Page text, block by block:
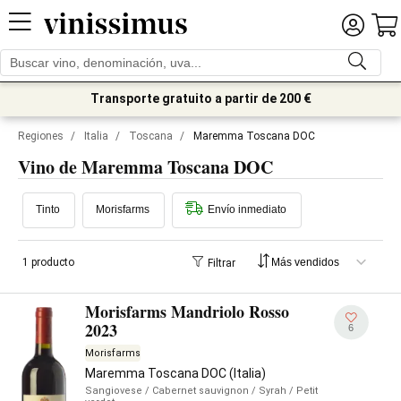
Transporte gratuito a partir de 200 €
Regiones / Italia / Toscana / Maremma Toscana DOC
Vino de Maremma Toscana DOC
Tinto Morisfarms Envío inmediato
1 producto Filtrar
Morisfarms Mandriolo Rosso
2023
Morisfarms
Maremma Toscana DOC (Italia)
Sangiovese / Cabernet sauvignon / Syrah / Petit
6